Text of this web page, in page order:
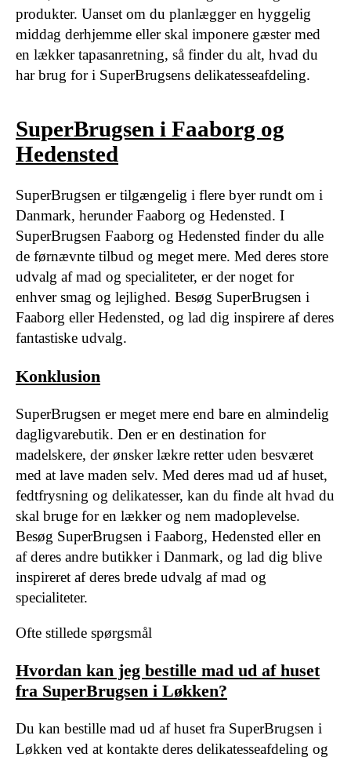
produkter. Uanset om du planlægger en hyggelig
middag derhjemme eller skal imponere gæster med
en lækker tapasanretning, så finder du alt, hvad du
har brug for i SuperBrugsens delikatesseafdeling.
SuperBrugsen i Faaborg og
Hedensted
SuperBrugsen er tilgængelig i flere byer rundt om i
Danmark, herunder Faaborg og Hedensted. I
SuperBrugsen Faaborg og Hedensted finder du alle
de førnævnte tilbud og meget mere. Med deres store
udvalg af mad og specialiteter, er der noget for
enhver smag og lejlighed. Besøg SuperBrugsen i
Faaborg eller Hedensted, og lad dig inspirere af deres
fantastiske udvalg.
Konklusion
SuperBrugsen er meget mere end bare en almindelig
dagligvarebutik. Den er en destination for
madelskere, der ønsker lækre retter uden besværet
med at lave maden selv. Med deres mad ud af huset,
fedtfrysning og delikatesser, kan du finde alt hvad du
skal bruge for en lækker og nem madoplevelse.
Besøg SuperBrugsen i Faaborg, Hedensted eller en
af deres andre butikker i Danmark, og lad dig blive
inspireret af deres brede udvalg af mad og
specialiteter.
Ofte stillede spørgsmål
Hvordan kan jeg bestille mad ud af huset
fra SuperBrugsen i Løkken?
Du kan bestille mad ud af huset fra SuperBrugsen i
Løkken ved at kontakte deres delikatesseafdeling og